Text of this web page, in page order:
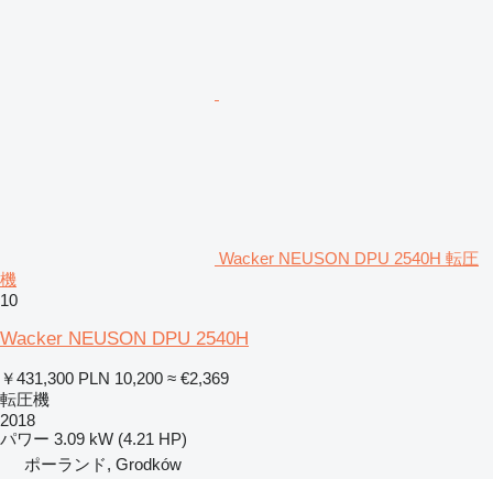
Wacker NEUSON DPU 2540H 転圧
機
10
Wacker NEUSON DPU 2540H
￥431,300 PLN 10,200 ≈ €2,369
転圧機
2018
パワー 3.09 kW (4.21 HP)
ポーランド, Grodków